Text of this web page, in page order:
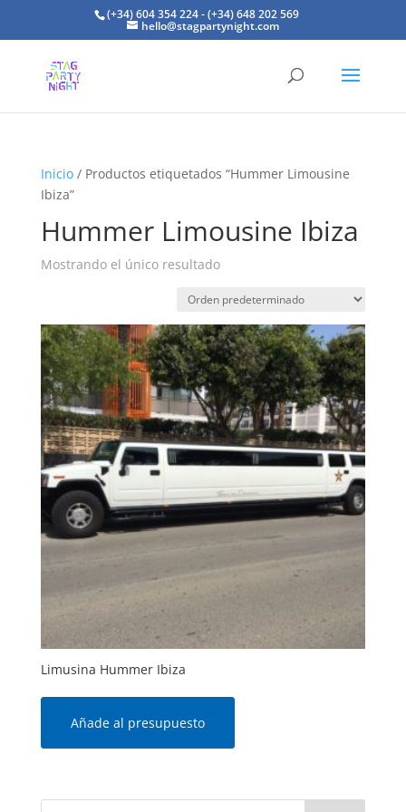
(+34) 604 354 224 - (+34) 648 202 569
hello@stagpartynight.com
Inicio/ Productos etiquetados “Hummer Limousine
Ibiza”
Hummer Limousine Ibiza
Mostrando el único resultado
Limusina Hummer Ibiza
Añade al presupuesto